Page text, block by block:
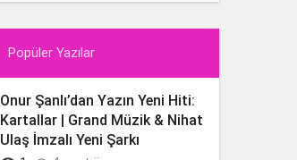
Popüler Yazılar
Onur Şanlı’dan Yazın Yeni Hiti:
Kartallar | Grand Müzik & Nihat
Ulaş İmzalı Yeni Şarkı